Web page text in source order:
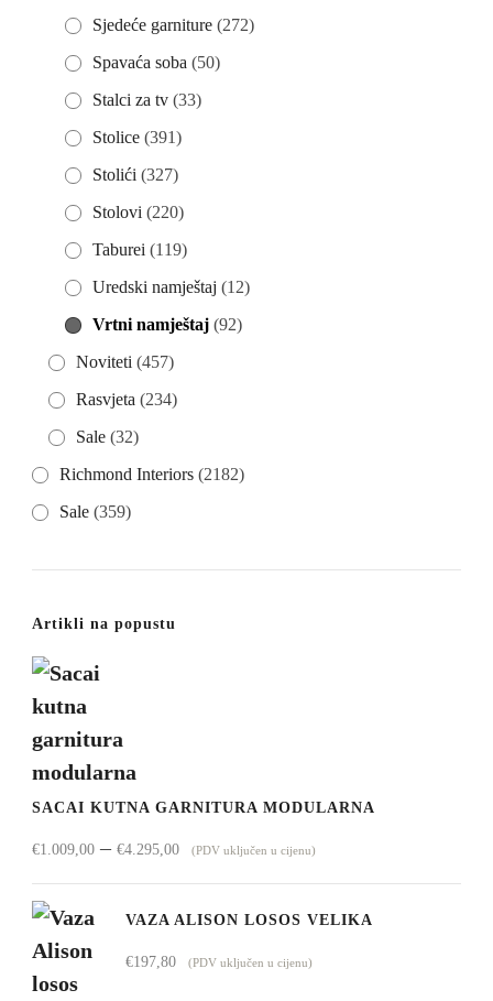
Sjedeće garniture (272)
Spavaća soba (50)
Stalci za tv (33)
Stolice (391)
Stolići (327)
Stolovi (220)
Taburei (119)
Uredski namještaj (12)
Vrtni namještaj (92)
Noviteti (457)
Rasvjeta (234)
Sale (32)
Richmond Interiors (2182)
Sale (359)
Artikli na popustu
SACAI KUTNA GARNITURA MODULARNA
€1.009,00 – €4.295,00Raspon
cijena:
od
(PDV uključen u cijenu)
VAZA ALISON LOSOS VELIKA
€197,80 (PDV uključen u cijenu)